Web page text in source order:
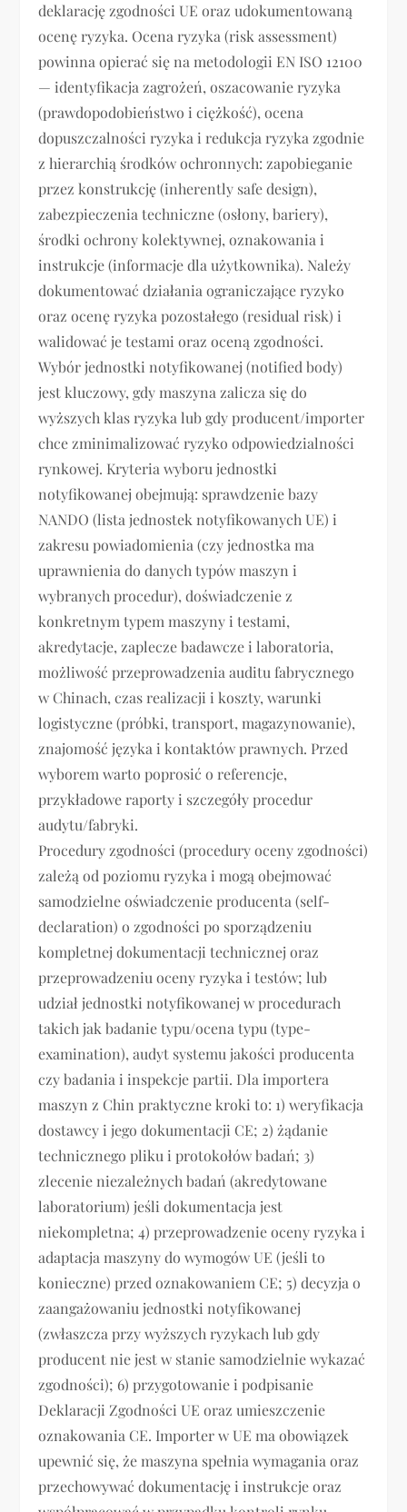
deklarację zgodności UE oraz udokumentowaną
ocenę ryzyka. Ocena ryzyka (risk assessment)
powinna opierać się na metodologii EN ISO 12100
— identyfikacja zagrożeń, oszacowanie ryzyka
(prawdopodobieństwo i ciężkość), ocena
dopuszczalności ryzyka i redukcja ryzyka zgodnie
z hierarchią środków ochronnych: zapobieganie
przez konstrukcję (inherently safe design),
zabezpieczenia techniczne (osłony, bariery),
środki ochrony kolektywnej, oznakowania i
instrukcje (informacje dla użytkownika). Należy
dokumentować działania ograniczające ryzyko
oraz ocenę ryzyka pozostałego (residual risk) i
walidować je testami oraz oceną zgodności.
Wybór jednostki notyfikowanej (notified body)
jest kluczowy, gdy maszyna zalicza się do
wyższych klas ryzyka lub gdy producent/importer
chce zminimalizować ryzyko odpowiedzialności
rynkowej. Kryteria wyboru jednostki
notyfikowanej obejmują: sprawdzenie bazy
NANDO (lista jednostek notyfikowanych UE) i
zakresu powiadomienia (czy jednostka ma
uprawnienia do danych typów maszyn i
wybranych procedur), doświadczenie z
konkretnym typem maszyny i testami,
akredytacje, zaplecze badawcze i laboratoria,
możliwość przeprowadzenia auditu fabrycznego
w Chinach, czas realizacji i koszty, warunki
logistyczne (próbki, transport, magazynowanie),
znajomość języka i kontaktów prawnych. Przed
wyborem warto poprosić o referencje,
przykładowe raporty i szczegóły procedur
audytu/fabryki.
Procedury zgodności (procedury oceny zgodności)
zależą od poziomu ryzyka i mogą obejmować
samodzielne oświadczenie producenta (self-
declaration) o zgodności po sporządzeniu
kompletnej dokumentacji technicznej oraz
przeprowadzeniu oceny ryzyka i testów; lub
udział jednostki notyfikowanej w procedurach
takich jak badanie typu/ocena typu (type-
examination), audyt systemu jakości producenta
czy badania i inspekcje partii. Dla importera
maszyn z Chin praktyczne kroki to: 1) weryfikacja
dostawcy i jego dokumentacji CE; 2) żądanie
technicznego pliku i protokołów badań; 3)
zlecenie niezależnych badań (akredytowane
laboratorium) jeśli dokumentacja jest
niekompletna; 4) przeprowadzenie oceny ryzyka i
adaptacja maszyny do wymogów UE (jeśli to
konieczne) przed oznakowaniem CE; 5) decyzja o
zaangażowaniu jednostki notyfikowanej
(zwłaszcza przy wyższych ryzykach lub gdy
producent nie jest w stanie samodzielnie wykazać
zgodności); 6) przygotowanie i podpisanie
Deklaracji Zgodności UE oraz umieszczenie
oznakowania CE. Importer w UE ma obowiązek
upewnić się, że maszyna spełnia wymagania oraz
przechowywać dokumentację i instrukcje oraz